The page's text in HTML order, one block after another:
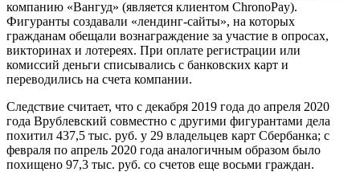
компанию «Вангуд» (является клиентом ChronoPay).
Фигуранты создавали «лендинг-сайты», на которых
гражданам обещали вознаграждение за участие в опросах,
викторинах и лотереях. При оплате регистрации или
комиссий деньги списывались с банковских карт и
переводились на счета компании.
Следствие считает, что с декабря 2019 года до апреля 2020
года Врублевский совместно с другими фигурантами дела
похитил 437,5 тыс. руб. у 29 владельцев карт Сбербанка; с
февраля по апрель 2020 года аналогичным образом было
похищено 97,3 тыс. руб. со счетов еще восьми граждан.